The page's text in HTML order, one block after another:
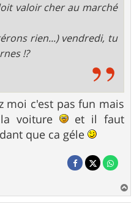
valoir cher au marché
rien...) vendredi, tu
!?
moi c'est pas fun mais
voiture
et il faut
que ca géle
a